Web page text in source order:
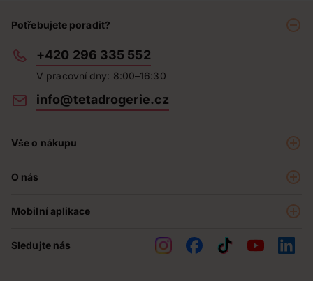
Potřebujete poradit?
+420 296 335 552
V pracovní dny: 8:00–16:30
info@tetadrogerie.cz
Vše o nákupu
Prodejny
Obchodní podmínky
O nás
Teta pomáhá
Mobilní aplikace
Sledujte nás